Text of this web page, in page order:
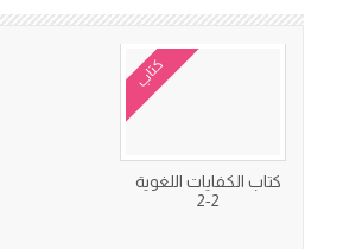
كتاب
كتاب الكفايات اللغوية
2-2